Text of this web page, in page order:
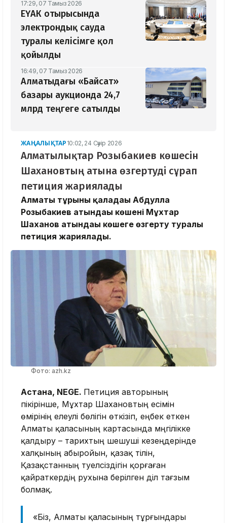
17:29, 07 Тамыз 2026
ЕҮАК отырысында
электрондық сауда
туралы келісімге қол
қойылды
16:49, 07 Тамыз 2026
Алматыдағы «Байсат»
базары аукционда 24,7
млрд теңгеге сатылды
ЖАҢАЛЫҚТАР 10:02, 24 Сәуір 2026
Алматылықтар Розыбакиев көшесін
Шахановтың атына өзгертуді сұрап
петиция жариялады
Алматы тұрғыны қаладағы Абдулла
Розыбакиев атындағы көшені Мұхтар
Шаханов атындағы көшеге өзгерту туралы
петиция жариялады.
Фото: azh.kz
Астана, NEGE. Петиция авторының
пікірінше, Мұхтар Шахановтың есімін
өмірінің елеулі бөлігін өткізіп, еңбек еткен
Алматы қаласының картасында мәңгілікке
қалдыру – тарихтың шешуші кезеңдерінде
халқының абыройын, қазақ тілін,
Қазақстанның тәуелсіздігін қорғаған
қайраткердің рухына берілген әділ тағзым
болмақ.
«Біз, Алматы қаласының тұрғындары